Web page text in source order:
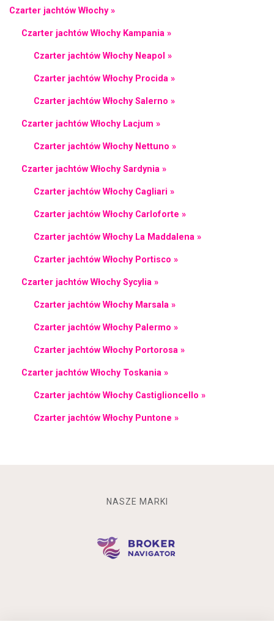
Czarter jachtów Włochy »
Czarter jachtów Włochy Kampania »
Czarter jachtów Włochy Neapol »
Czarter jachtów Włochy Procida »
Czarter jachtów Włochy Salerno »
Czarter jachtów Włochy Lacjum »
Czarter jachtów Włochy Nettuno »
Czarter jachtów Włochy Sardynia »
Czarter jachtów Włochy Cagliari »
Czarter jachtów Włochy Carloforte »
Czarter jachtów Włochy La Maddalena »
Czarter jachtów Włochy Portisco »
Czarter jachtów Włochy Sycylia »
Czarter jachtów Włochy Marsala »
Czarter jachtów Włochy Palermo »
Czarter jachtów Włochy Portorosa »
Czarter jachtów Włochy Toskania »
Czarter jachtów Włochy Castiglioncello »
Czarter jachtów Włochy Puntone »
NASZE MARKI